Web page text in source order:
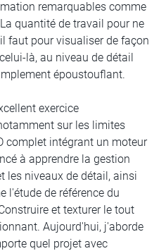
remarquables comme
quantité de travail pour ne
faut pour visualiser de façon
là, au niveau de détail
époustouflant.
exercice
sur les limites
complet intégrant un moteur
à apprendre la gestion
les niveaux de détail, ainsi
l'étude de référence du
et texturer le tout
Aujourd'hui, j'aborde
quel projet avec